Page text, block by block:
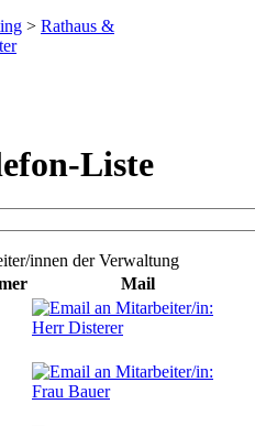
> Rathaus &
Liste
innen der Verwaltung
Mail